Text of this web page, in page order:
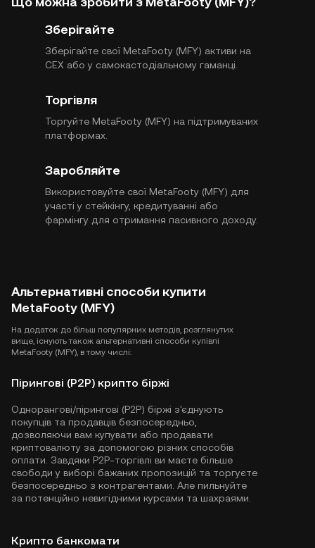
Зберігайте
Зберігайте свої MetaFooty (MFY) активи на
CEX або у самокастодіальному гаманці.
Торгівля
Торгуйте MetaFooty (MFY) на підтримуваних
платформах.
Заробляйте
Використовуйте свої MetaFooty (MFY) для
участі у стейкінгу, кредитуванні або
фармінгу для отримання пасивного доходу.
Альтернативні способи купити
MetaFooty (MFY)
На додаток до більш популярних методів, розглянутих
вище, існують також альтернативні способи купівлі
MetaFooty (MFY), в тому числі:
Пірингові (P2P) крипто біржі
Однорангові/пірингові (P2P) біржі з'єднують
покупців та продавців безпосередньо,
дозволяючи вам купувати або продавати
криптовалюту за допомогою різних способів
оплати. Завдяки P2P-торгівлі ви маєте більше
свободи у виборі бажаних пропозицій та торгуєте
безпосередньо з контрагентами. Але пильнуйте
за потенційно невигідними курсами та шахраями.
Крипто банкомати